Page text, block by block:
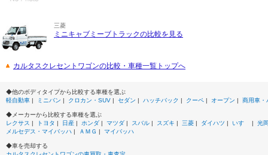
三菱
ミニキャブミーブトラックの比較を見る
カルタスクレセントワゴンの比較・車種一覧トップへ
◆他のボディタイプから比較する車種を選ぶ
軽自動車 | ミニバン | クロカン・SUV | セダン | ハッチバック | クーペ | オープン | 商用車・
◆メーカーから比較する車種を選ぶ
レクサス | トヨタ | 日産 | ホンダ | マツダ | スバル | スズキ | 三菱 | ダイハツ | いすゞ |
光
メルセデス・マイバッハ | ＡＭＧ | マイバッハ
◆車を売却する